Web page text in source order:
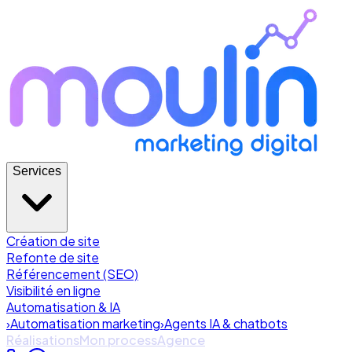
Services
Création de site
Refonte de site
Référencement (SEO)
Visibilité en ligne
Automatisation & IA
›Automatisation marketing›Agents IA & chatbots
RéalisationsMon processAgence